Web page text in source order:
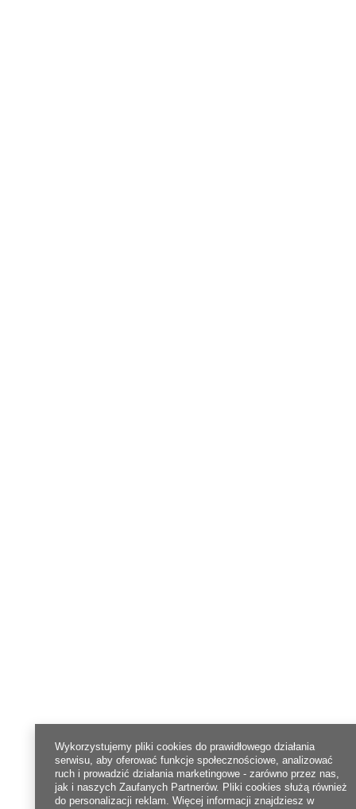
Wykorzystujemy pliki cookies do prawidłowego działania
serwisu, aby oferować funkcje społecznościowe, analizować
ruch i prowadzić działania marketingowe - zarówno przez nas,
jak i naszych Zaufanych Partnerów. Pliki cookies służą również
do personalizacji reklam. Więcej informacji znajdziesz w